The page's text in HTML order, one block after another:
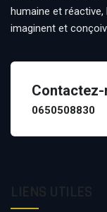
humaine et réactive,
imaginent et
Contactez-
0650508830